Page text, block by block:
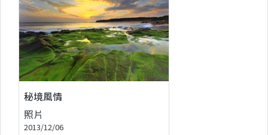
秘境風情
照片
2013/12/06